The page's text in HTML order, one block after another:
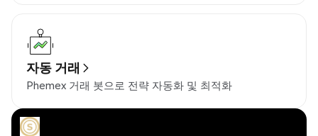
자동 거래
Phemex 거래 봇으로 전략 자동화 및 최적화